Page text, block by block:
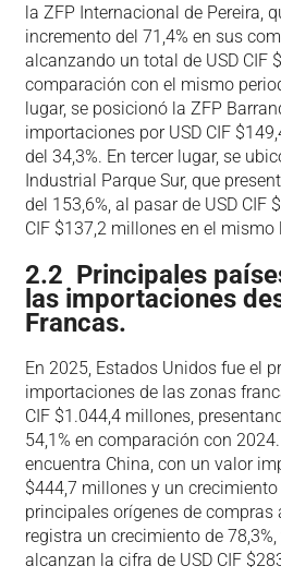
la ZFP Internacional de Pereira,
incremento del 71,4% en sus
alcanzando un total de USD CIF
comparación con el mismo
lugar, se posicionó la ZFP
importaciones por USD CIF
del 34,3%. En tercer lugar, se
Industrial Parque Sur, que
del 153,6%, al pasar de USD CIF
CIF $137,2 millones en el mismo
2.2 Principales
las importaciones
Francas.
En 2025, Estados Unidos fue el
importaciones de las zonas
CIF $1.044,4 millones,
54,1% en comparación con
encuentra China, con un valor
$444,7 millones y un crecimiento
principales orígenes de compras
registra un crecimiento de
alcanzan la cifra de USD CIF